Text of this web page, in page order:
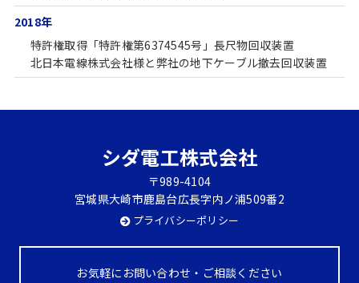
2018年
特許権取得「特許権第6374545号」長尺物回収装置
北日本電線株式会社様と弊社の地下ケーブル撤去回収装置
シダ電工株式会社
〒989-4104
宮城県大崎市鹿島台広長字内ノ浦509番2
プライバシーポリシー
お気軽にお問い合わせ・ご相談ください